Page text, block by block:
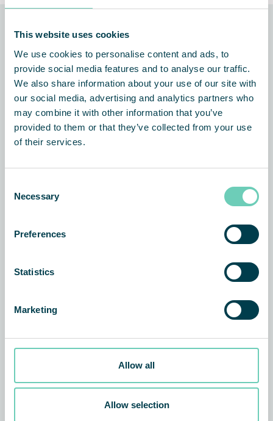
This website uses cookies
We use cookies to personalise content and ads, to
provide social media features and to analyse our traffic.
We also share information about your use of our site with
our social media, advertising and analytics partners who
may combine it with other information that you’ve
provided to them or that they’ve collected from your use
of their services.
Selection
Necessary
Preferences
Statistics
Marketing
Allow all
Allow selection
Tekniken bakom lösningen